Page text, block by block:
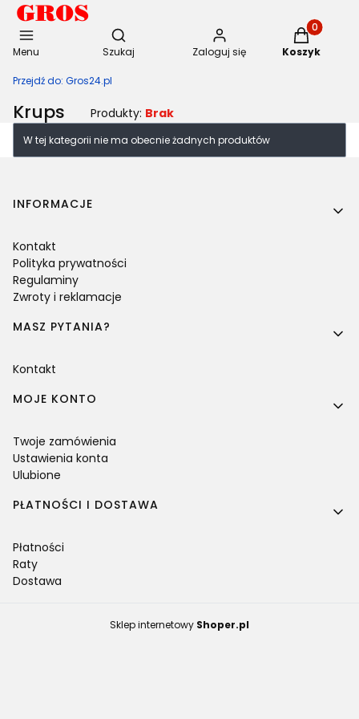
Menu
Otwórz wyszukiwarkę
Szukaj Zaloguj się
Produkty
Koszyk
Przejdź do: Gros24.pl
Krups Produkty: Brak
Lista produktów
W tej kategorii nie ma obecnie żadnych produktów
Linki w stopce
INFORMACJE
Kontakt
Polityka prywatności
Regulaminy
Zwroty i reklamacje
MASZ PYTANIA?
Kontakt
MOJE KONTO
Twoje zamówienia
Ustawienia konta
Ulubione
PŁATNOŚCI I DOSTAWA
Płatności
Raty
Dostawa
Sklep internetowy Shoper.pl